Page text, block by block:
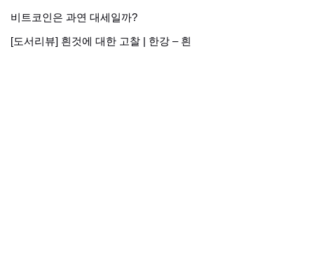
비트코인은 과연 대세일까?
[도서리뷰] 흰것에 대한 고찰 | 한강 – 흰